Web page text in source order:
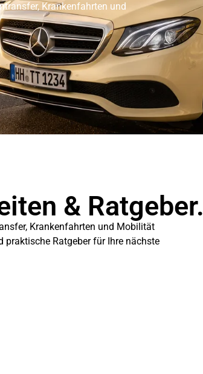
Krankenfahrten und
& Ratgeber.
Krankenfahrten und Mobilität
praktische Ratgeber für Ihre nächste